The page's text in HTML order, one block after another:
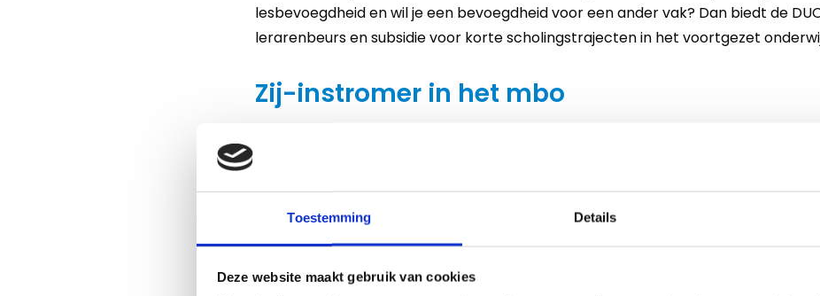
Toestemming Details
Deze website maakt gebruik van cookies
lesbevoegdheid en wil je een bevoegdheid voor een ander vak? Dan biedt de
lerarenbeurs en subsidie voor korte scholingstrajecten in het voortgezet
Zij-instromer in het mbo
Voor zij-instromers die graag in het mbo willen werken is een PDG (Pedagogisch
Getuigschrift) een goede oplossing om snel bevoegd voor de klas te staan. Het
pedagogisch-didactisch traject voor toekomstige docenten die beschikken
vakopleiding op hbo/wo-niveau, maar die onbevoegd werkzaam zijn in het mbo.
bijvoorbeeld een studie HRM afgerond en wil je aan de slag als docent HRM dan is